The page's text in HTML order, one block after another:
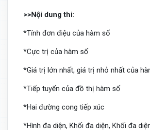
>>Nội dung thi:
*Tính đơn điệu của hàm số
*Cực trị của hàm số
*Giá trị lớn nhất, giá trị nhỏ nhất của
*Tiếp tuyến của đồ thị hàm số
*Hai đường cong tiếp xúc
*Hình đa diện, Khối đa diện, Khối đa